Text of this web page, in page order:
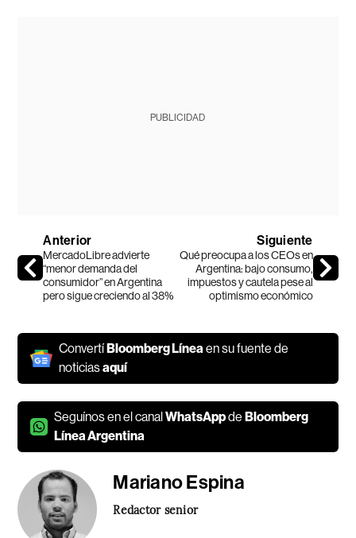
PUBLICIDAD
Anterior
MercadoLibre advierte
“menor demanda del
consumidor” en Argentina
pero sigue creciendo al 38%
Siguiente
Qué preocupa a los CEOs en
Argentina: bajo consumo,
impuestos y cautela pese al
optimismo económico
ConvertíBloomberg Líneaen su fuente de
noticiasaquí
Seguínos en el canalWhatsAppdeBloomberg
Línea Argentina
Mariano Espina
Redactor senior